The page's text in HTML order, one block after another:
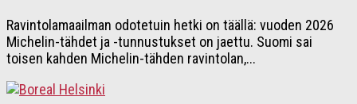
Ravintolamaailman odotetuin hetki on täällä: vuoden 2026
Michelin-tähdet ja -tunnustukset on jaettu. Suomi sai
toisen kahden Michelin-tähden ravintolan,...